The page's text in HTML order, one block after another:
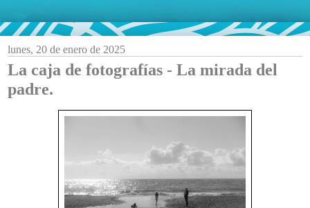
lunes, 20 de enero de 2025
La caja de fotografías - La mirada del
padre.